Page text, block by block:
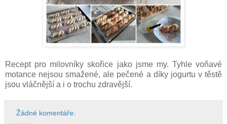
Recept pro milovníky skořice jako jsme my. Tyhle voňavé
motance nejsou smažené, ale pečené a díky jogurtu v těstě
jsou vláčnější a i o trochu zdravější.
Žádné komentáře: